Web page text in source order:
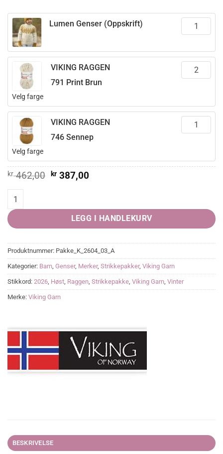
Lumen Genser (Oppskrift)
Velg farge
VIKING RAGGEN
791 Print Brun
Velg farge
VIKING RAGGEN
746 Sennep
kr462,00 Opprinnelig
kr387,00Nåværende
Lumen Genser quantity
LEGG I HANDLEKURV
Produktnummer: Pakke_K_2604_03_A
Kategorier: Barn Genser, Merker, Strikkepakker, Viking Garn
Stikkord: 2026 Høst Raggen Strikkepakke Viking Garn Vinter
Merke: Viking Garn
BESKRIVELSE